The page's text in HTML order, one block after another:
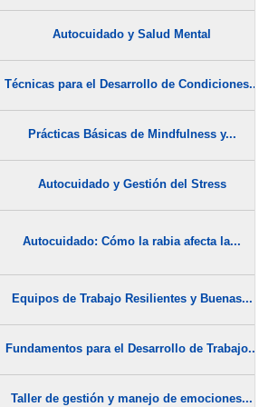
Autocuidado y Salud Mental
Técnicas para el Desarrollo de Condiciones...
Prácticas Básicas de Mindfulness y...
Autocuidado y Gestión del Stress
Autocuidado: Cómo la rabia afecta la...
Equipos de Trabajo Resilientes y Buenas...
Fundamentos para el Desarrollo de Trabajo...
Taller de gestión y manejo de emociones...